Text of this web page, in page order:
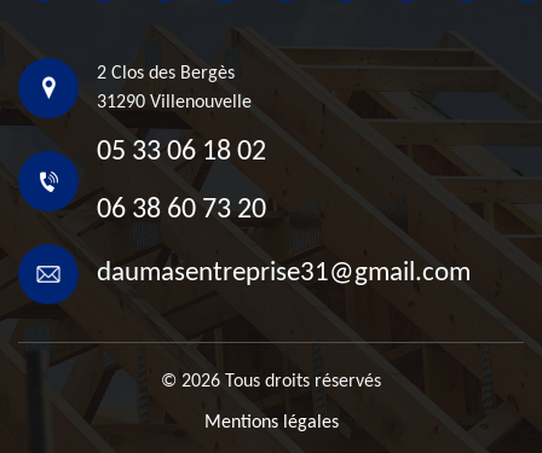
2 Clos des Bergès
31290 Villenouvelle
05 33 06 18 02
06 38 60 73 20
daumasentreprise31@gmail.com
© 2026 Tous droits réservés
Mentions légales